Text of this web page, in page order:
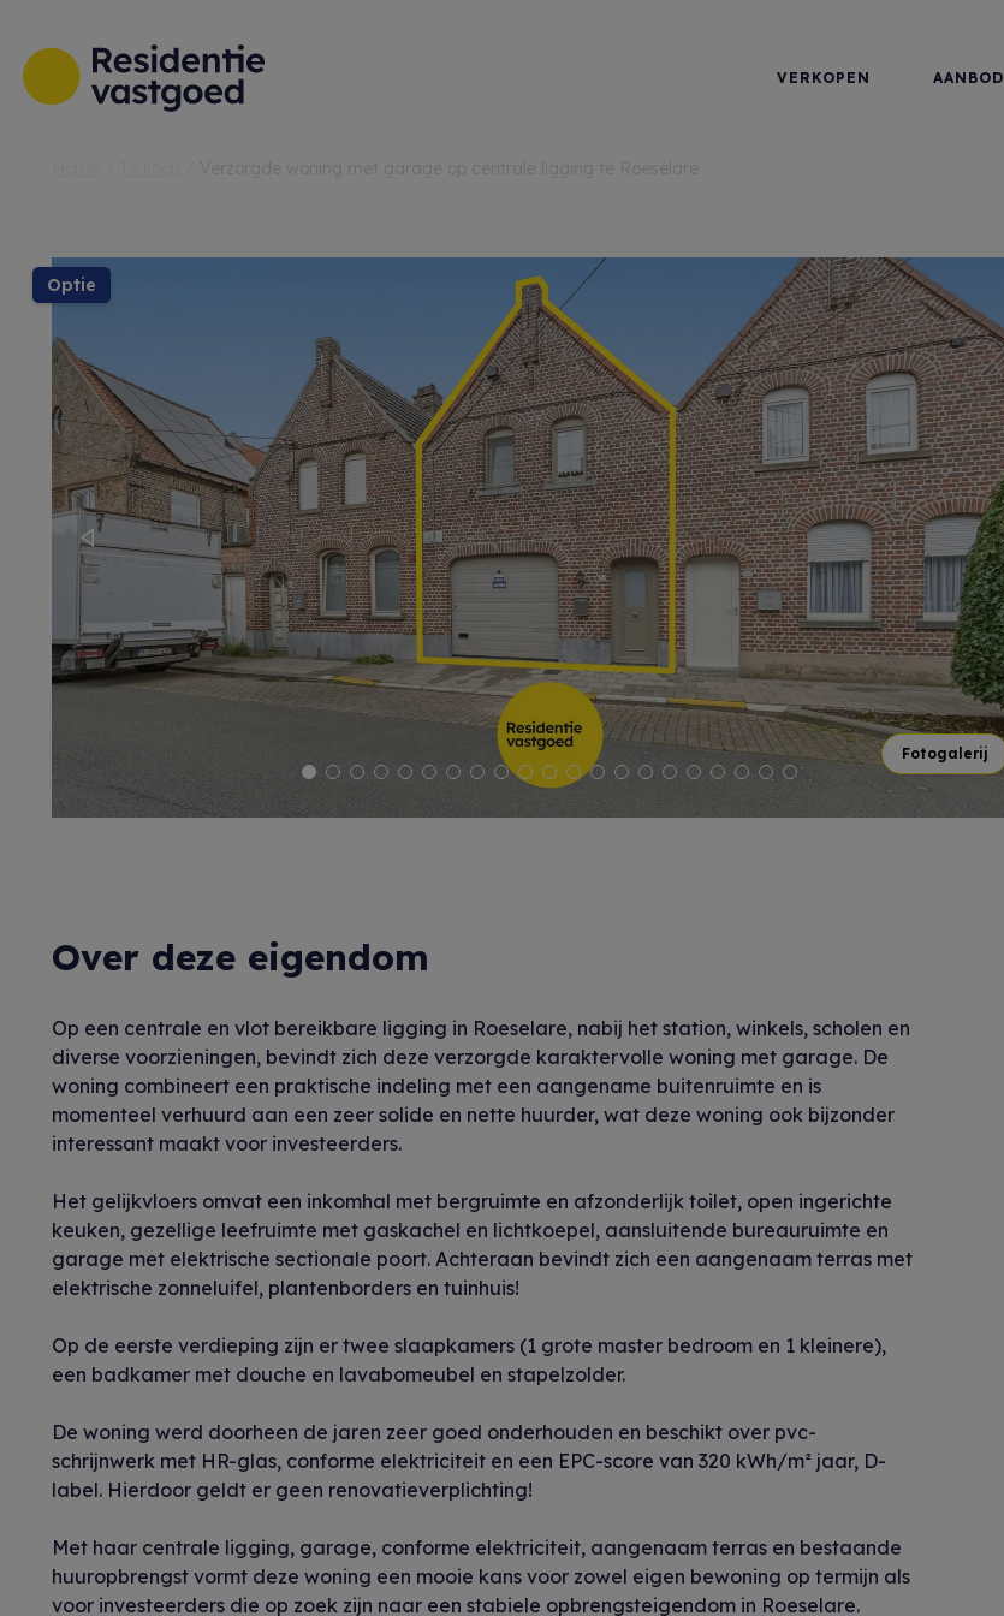
VERKOPEN AANBOD
optie
Previous
Fotogalerij
Over deze eigendom
Op een centrale en vlot bereikbare ligging in Roeselare, nabij het station, winkels, scholen en
diverse voorzieningen, bevindt zich deze verzorgde karaktervolle woning met garage. De
woning combineert een praktische indeling met een aangename buitenruimte en is
momenteel verhuurd aan een zeer solide en nette huurder, wat deze woning ook bijzonder
interessant maakt voor investeerders.
Het gelijkvloers omvat een inkomhal met bergruimte en afzonderlijk toilet, open ingerichte
keuken, gezellige leefruimte met gaskachel en lichtkoepel, aansluitende bureauruimte en
garage met elektrische sectionale poort. Achteraan bevindt zich een aangenaam terras met
elektrische zonneluifel, plantenborders en tuinhuis!
Op de eerste verdieping zijn er twee slaapkamers (1 grote master bedroom en 1 kleinere),
een badkamer met douche en lavabomeubel en stapelzolder.
De woning werd doorheen de jaren zeer goed onderhouden en beschikt over pvc-
schrijnwerk met HR-glas, conforme elektriciteit en een EPC-score van 320 kWh/m² jaar, D-
label. Hierdoor geldt er geen renovatieverplichting!
Met haar centrale ligging, garage, conforme elektriciteit, aangenaam terras en bestaande
huuropbrengst vormt deze woning een mooie kans voor zowel eigen bewoning op termijn als
voor investeerders die op zoek zijn naar een stabiele opbrengsteigendom in Roeselare.